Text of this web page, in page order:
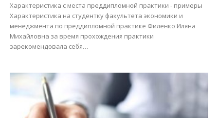
Характеристика с места преддипломной практики - примеры
Характеристика на студентку факультета экономики и
менеджмента по преддипломной практике Филенко Иляна
Михайловна за время прохождения практики
зарекомендовала себя…